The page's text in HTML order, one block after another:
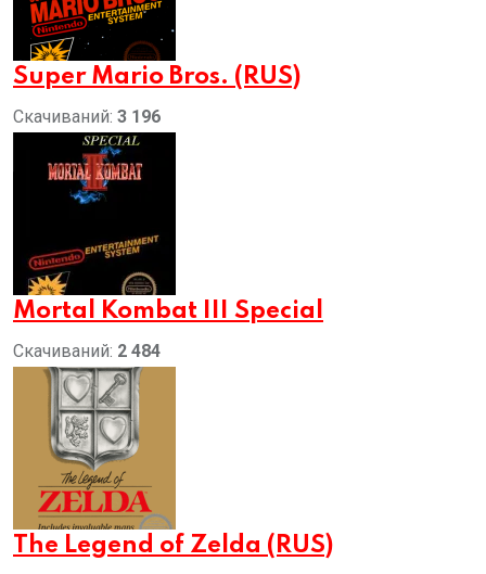
Super Mario Bros. (RUS)
Скачиваний: 3 196
Mortal Kombat III Special
Скачиваний: 2 484
The Legend of Zelda (RUS)